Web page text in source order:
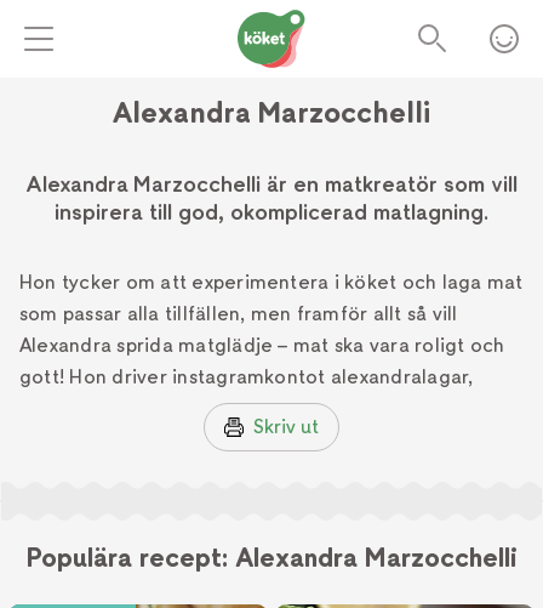
Alexandra Marzocchelli
Alexandra Marzocchelli är en matkreatör som vill
inspirera till god, okomplicerad matlagning.
Hon tycker om att experimentera i köket och laga mat
som passar alla tillfällen, men framför allt så vill
Alexandra sprida matglädje – mat ska vara roligt och
gott! Hon driver instagramkontot alexandralagar,
Skriv ut
Populära recept: Alexandra Marzocchelli